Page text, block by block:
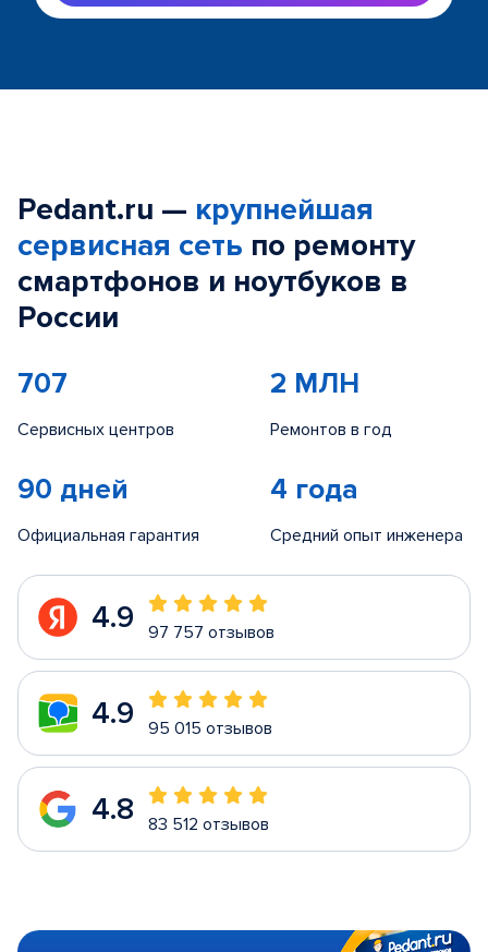
Pedant.ru — крупнейшая
сервисная сеть по ремонту
смартфонов и ноутбуков в
России
707
Сервисных центров
2 МЛН
Ремонтов в год
90 дней
Официальная гарантия
4 года
Средний опыт инженера
4.9 97 757 отзывов
4.9 95 015 отзывов
4.8 83 512 отзывов